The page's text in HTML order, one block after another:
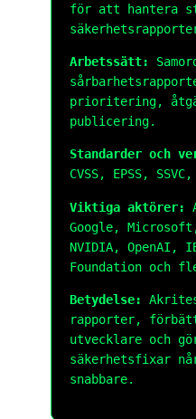
för att hantera
Arbetssätt:
prioritering,
publicering.
Standarder och
CVSS, EPSS,
Viktiga aktörer:
Google,
NVIDIA, OpenAI,
Foundation och
Betydelse:
rapporter,
utvecklare och
säkerhetsfixar
snabbare.